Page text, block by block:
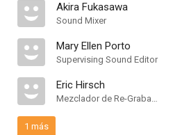
Akira Fukasawa
Sound Mixer
Mary Ellen Porto
Supervising Sound Editor
Eric Hirsch
Mezclador de Re-Grabación de Sonido
1 más